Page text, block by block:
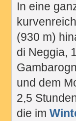
In eine
(930 m)
di Neggia,
und dem
2,5
die im